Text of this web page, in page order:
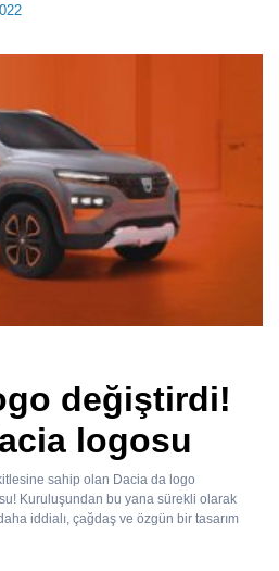
değiştirdi!
logosu
sahip olan Dacia da logo
Kuruluşundan bu yana sürekli olarak
iddialı, çağdaş ve özgün bir tasarım